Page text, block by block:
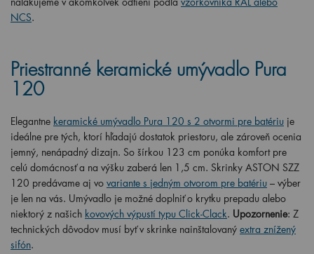
NCS.
Priestranné keramické umývadlo Pura
120
Elegantne keramické umývadlo Pura 120 s 2 otvormi pre batériu je
ideálne pre tých, ktorí hľadajú dostatok priestoru, ale zároveň ocenia
jemný, nenápadný dizajn. So šírkou 123 cm ponúka komfort pre
celú domácnosť a na výšku zaberá len 1,5 cm. Skrinky ASTON SZZ
120 predávame aj vo variante s jedným otvorom pre batériu – výber
je len na vás. Umývadlo je možné doplniť o krytku prepadu alebo
niektorý z našich kovových výpustí typu Click-Clack. Upozornenie: Z
technických dôvodov musí byť v skrinke nainštalovaný extra znížený
sifón.